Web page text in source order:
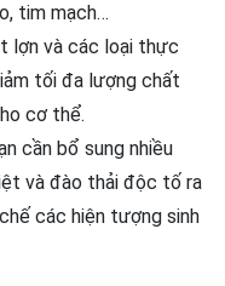
tim mạch…
lợn và các loại thực
tối đa lượng chất
cơ thể.
cần bổ sung nhiều
và đào thải độc tố ra
các hiện tượng sinh